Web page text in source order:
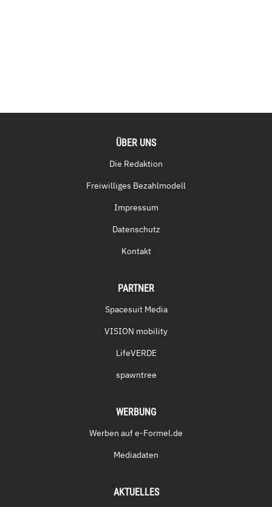
ÜBER UNS
Die Redaktion
Freiwilliges Bezahlmodell
Impressum
Datenschutz
Kontakt
PARTNER
Spacesuit Media
VISION mobility
LifeVERDE
spawntree
WERBUNG
Werben auf e-Formel.de
Mediadaten
AKTUELLES